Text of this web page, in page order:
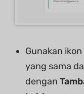
Gunakan ikon
yang sama
dengan